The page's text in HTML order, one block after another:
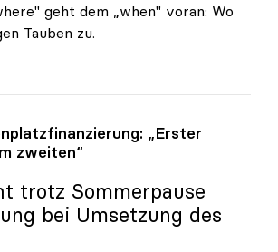
geht dem „when" voran: Wo
Tauben zu.
nicht Gemäldegalerien
„Erster
zweiten“
trotz Sommerpause
bei Umsetzung des